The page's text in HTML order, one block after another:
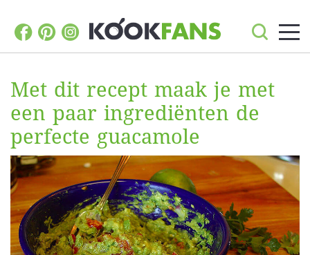
Met dit recept maak je met
een paar ingrediënten de
perfecte guacamole